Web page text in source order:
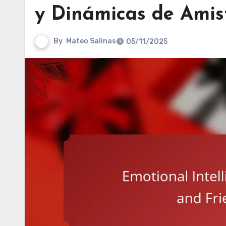
y Dinámicas de
By Mateo Salinas 05/11/2025